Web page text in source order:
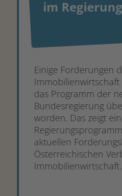
im
Einige Forderungen
das Programm der
Bundesregierung
worden. Das zeigt
aktuellen
Österreichischen
Immobilienwirtschaft.